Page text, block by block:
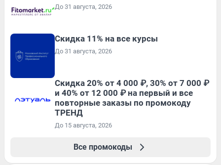
До 31 августа, 2026
Скидка 11% на все курсы
До 31 августа, 2026
Скидка 20% от 4 000 ₽, 30% от 7 000 ₽
и 40% от 12 000 ₽ на первый и все
повторные заказы по промокоду
ТРЕНД
До 15 августа, 2026
Все промокоды